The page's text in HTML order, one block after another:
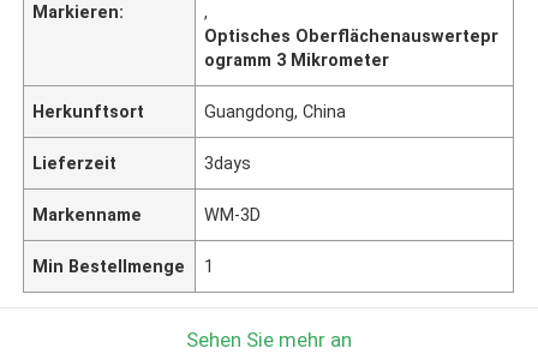
Markieren:
,
Optisches Oberflächenauswertepr
ogramm 3 Mikrometer
Herkunftsort Guangdong, China
Lieferzeit 3days
Markenname WM-3D
Min Bestellmenge 1
Sehen Sie mehr an